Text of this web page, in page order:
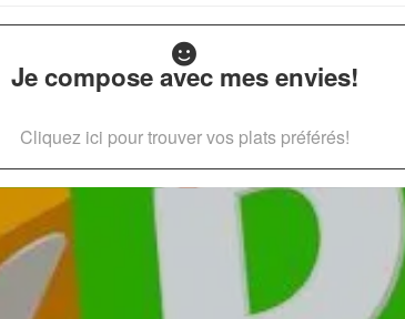
Je compose avec mes envies!
Cliquez ici pour trouver vos plats préférés!